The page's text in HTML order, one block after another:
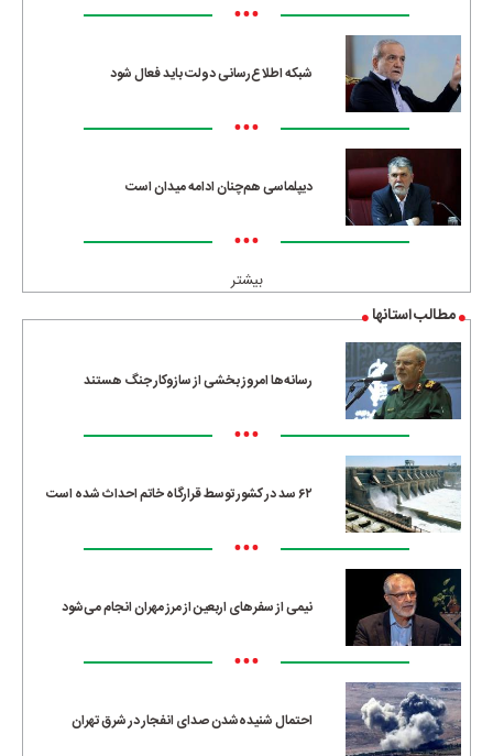
•••
شبکه اطلاع‌رسانی دولت باید فعال شود
•••
دیپلماسی هم‌چنان ادامه میدان است
•••
بیشتر
مطالب استانها
رسانه‌ها امروز بخشی از سازوکار جنگ هستند
•••
۶۲ سد در کشور توسط قرارگاه خاتم احداث شده است
•••
نیمی از سفرهای اربعین از مرز مهران انجام می‌شود
•••
احتمال شنیده‌شدن صدای انفجار در شرق تهران